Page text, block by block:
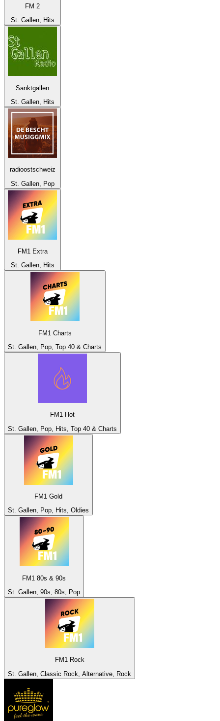
FM 2
St. Gallen, Hits
Sanktgallen
St. Gallen, Hits
radioostschweiz
St. Gallen, Pop
FM1 Extra
St. Gallen, Hits
FM1 Charts
St. Gallen, Pop, Top 40 & Charts
FM1 Hot
St. Gallen, Pop, Hits, Top 40 & Charts
FM1 Gold
St. Gallen, Pop, Hits, Oldies
FM1 80s & 90s
St. Gallen, 90s, 80s, Pop
FM1 Rock
St. Gallen, Classic Rock, Alternative, Rock